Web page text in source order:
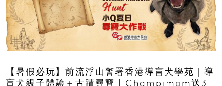
【暑假必玩】前流浮山警署香港導盲犬學苑｜導
盲犬親子體驗＋古蹟尋寶 | Champimom送3